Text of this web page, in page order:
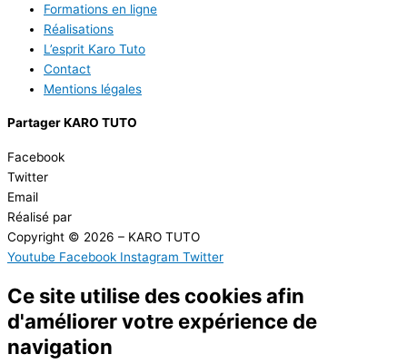
Formations en ligne
Réalisations
L’esprit Karo Tuto
Contact
Mentions légales
Partager KARO TUTO
Facebook
Twitter
Email
Réalisé par
Copyright © 2026 – KARO TUTO
Youtube Facebook Instagram Twitter
Ce site utilise des cookies afin
d'améliorer votre expérience de
navigation